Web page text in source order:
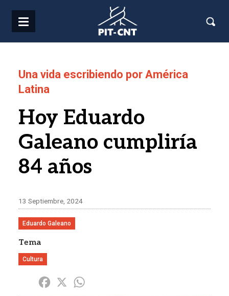
Una vida escribiendo por América
Latina
Hoy Eduardo
Galeano cumpliría
84 años
13 Septiembre, 2024
Eduardo Galeano
Tema
Cultura
Share Facebook
X